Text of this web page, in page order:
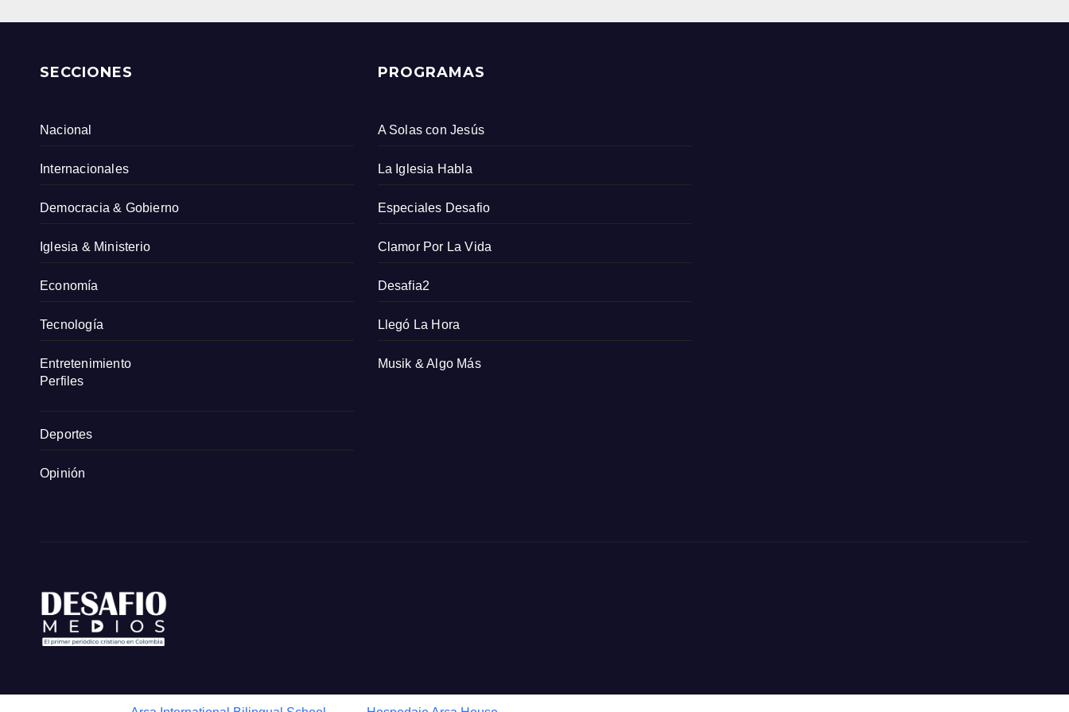
SECCIONES
Nacional
Internacionales
Democracia & Gobierno
Iglesia & Ministerio
Economía
Tecnología
Entretenimiento
Perfiles
Deportes
Opinión
PROGRAMAS
A Solas con Jesús
La Iglesia Habla
Especiales Desafio
Clamor Por La Vida
Desafia2
Llegó La Hora
Musik & Algo Más